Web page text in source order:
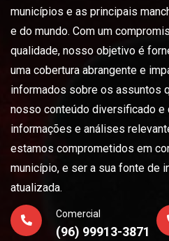
municípios e as principais
e do mundo. Com um
qualidade, nosso objetivo é
uma cobertura abrangente e
informados sobre os assuntos
nosso conteúdo diversificado e
informações e análises
estamos comprometidos em
município, e ser a sua fonte de
atualizada.
Comercial
(96) 99913-3871